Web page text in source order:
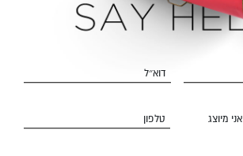
דוא״ל
אני מיוצג טלפון